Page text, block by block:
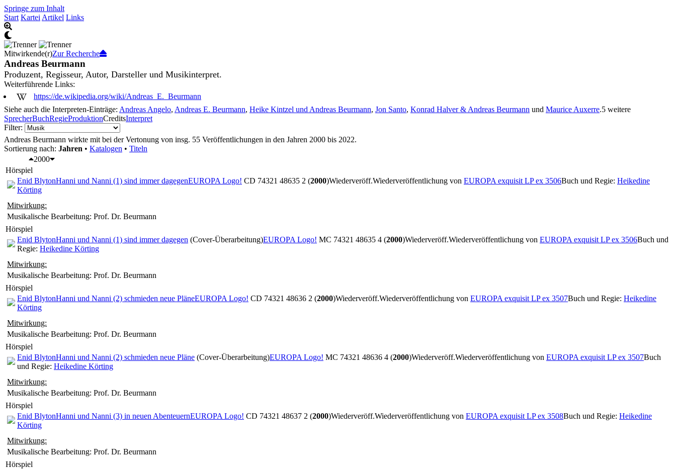
Springe zum Inhalt
Start Kartei Artikel Links
Mitwirkende(r)Zur Recherche
Andreas Beurmann
Produzent, Regisseur, Autor, Darsteller und Musikinterpret.
Weiterführende Links:
https://de.wikipedia.org/wiki/Andreas_E._Beurmann
Siehe auch die Interpreten-Einträge: Andreas Angelo, Andreas E. Beurmann, Heike Kintzel und Andreas Beurmann, Jon Santo, Konrad Halver & Andreas Beurmann und Maurice Auxerre.5 weitere
SprecherBuchRegieProduktionCreditsInterpret
Filter:
Andreas Beurmann wirkte mit bei der Vertonung von insg. 55 Veröffentlichungen in den Jahren 2000 bis 2022.
Sortierung nach: Jahren • Katalogen • Titeln
2000
Hörspiel
Enid BlytonHanni und Nanni (1) sind immer dagegenEUROPA Logo! CD 74321 48635 2 (2000)Wiederveröff.Wiederveröffentlichung von EUROPA exquisit LP ex 3506Buch und Regie: Heikedine
Körting
Mitwirkung:
Musikalische Bearbeitung: Prof. Dr. Beurmann
Hörspiel
Enid BlytonHanni und Nanni (1) sind immer dagegen (Cover-Überarbeitung)EUROPA Logo! MC 74321 48635 4 (2000)Wiederveröff.Wiederveröffentlichung von EUROPA exquisit LP ex 3506Buch und
Regie: Heikedine Körting
Mitwirkung:
Musikalische Bearbeitung: Prof. Dr. Beurmann
Hörspiel
Enid BlytonHanni und Nanni (2) schmieden neue PläneEUROPA Logo! CD 74321 48636 2 (2000)Wiederveröff.Wiederveröffentlichung von EUROPA exquisit LP ex 3507Buch und Regie: Heikedine
Körting
Mitwirkung:
Musikalische Bearbeitung: Prof. Dr. Beurmann
Hörspiel
Enid BlytonHanni und Nanni (2) schmieden neue Pläne (Cover-Überarbeitung)EUROPA Logo! MC 74321 48636 4 (2000)Wiederveröff.Wiederveröffentlichung von EUROPA exquisit LP ex 3507Buch
und Regie: Heikedine Körting
Mitwirkung:
Musikalische Bearbeitung: Prof. Dr. Beurmann
Hörspiel
Enid BlytonHanni und Nanni (3) in neuen AbenteuernEUROPA Logo! CD 74321 48637 2 (2000)Wiederveröff.Wiederveröffentlichung von EUROPA exquisit LP ex 3508Buch und Regie: Heikedine
Körting
Mitwirkung:
Musikalische Bearbeitung: Prof. Dr. Beurmann
Hörspiel